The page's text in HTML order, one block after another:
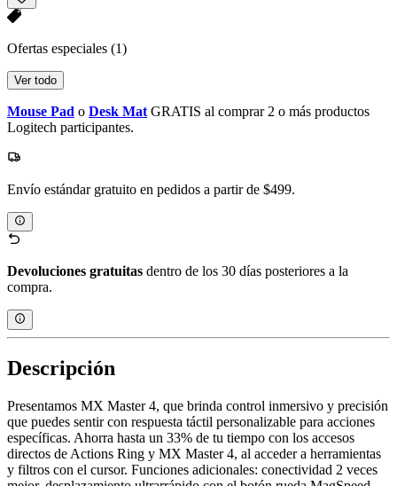
Ofertas especiales (1)
Ver todo
Mouse Pad o Desk Mat GRATIS al comprar 2 o más productos
Logitech participantes.
Envío estándar gratuito en pedidos a partir de $499.
Devoluciones gratuitas dentro de los 30 días posteriores a la
compra.
Descripción
Presentamos MX Master 4, que brinda control inmersivo y precisión
que puedes sentir con respuesta táctil personalizable para acciones
específicas. Ahorra hasta un 33% de tu tiempo con los accesos
directos de Actions Ring y MX Master 4, al acceder a herramientas
y filtros con el cursor. Funciones adicionales: conectividad 2 veces